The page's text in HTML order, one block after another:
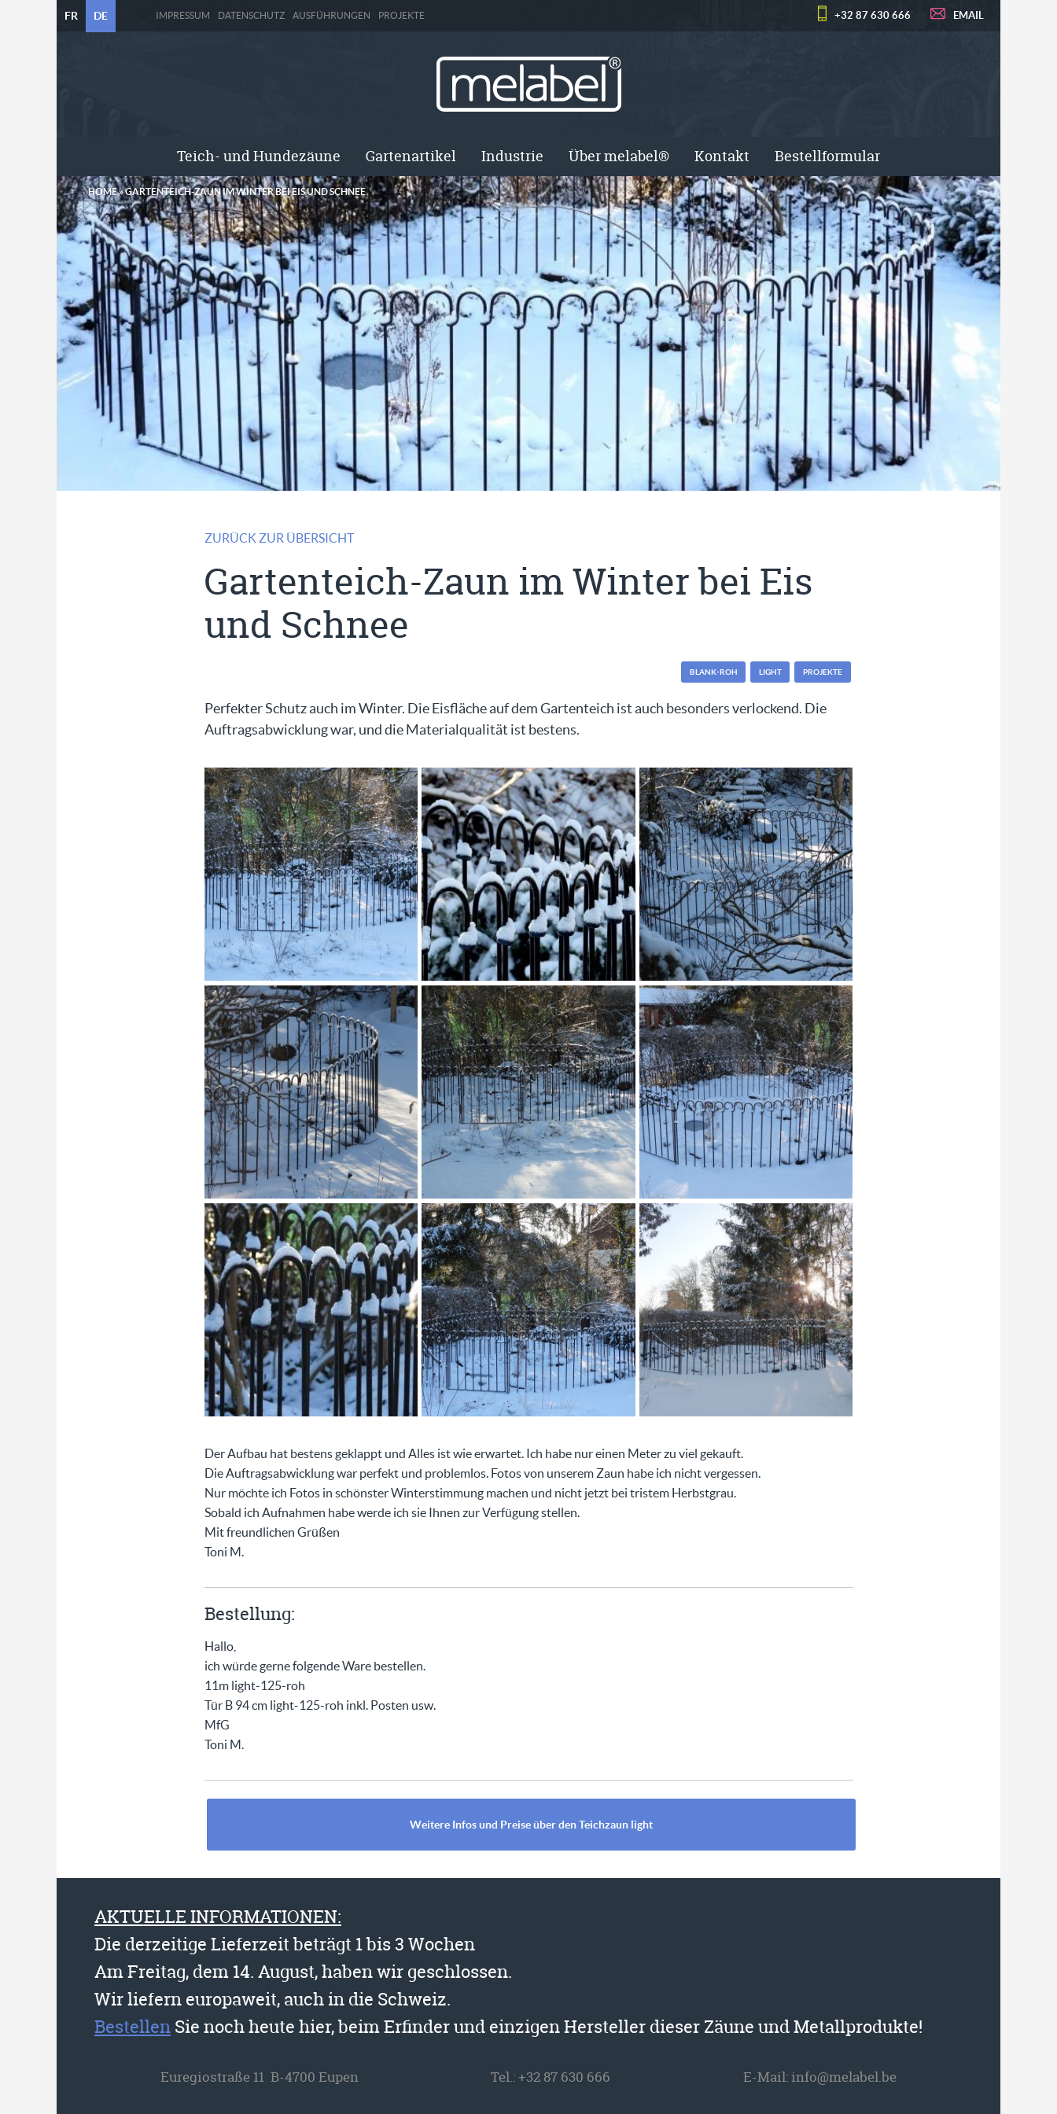
FR DE IMPRESSUM DATENSCHUTZ AUSFÜHRUNGEN PROJEKTE +32 87 630 666 EMAIL
Teich- und Hundezäune Gartenartikel Industrie Über melabel® Kontakt Bestellformular
HOME»GARTENTEICH-ZAUN IM WINTER BEI EIS UND SCHNEE
ZURÜCK ZUR ÜBERSICHT
Gartenteich-Zaun im Winter bei Eis
und Schnee
BLANK-ROH LIGHT PROJEKTE
Perfekter Schutz auch im Winter. Die Eisfläche auf dem Gartenteich ist auch besonders verlockend. Die
Auftragsabwicklung war, und die Materialqualität ist bestens.
Der Aufbau hat bestens geklappt und Alles ist wie erwartet. Ich habe nur einen Meter zu viel gekauft.
Die Auftragsabwicklung war perfekt und problemlos. Fotos von unserem Zaun habe ich nicht vergessen.
Nur möchte ich Fotos in schönster Winterstimmung machen und nicht jetzt bei tristem Herbstgrau.
Sobald ich Aufnahmen habe werde ich sie Ihnen zur Verfügung stellen.
Mit freundlichen Grüßen
Toni M.
Bestellung:
Hallo,
ich würde gerne folgende Ware bestellen.
11m light-125-roh
Tür B 94 cm light-125-roh inkl. Posten usw.
MfG
Toni M.
Weitere Infos und Preise über den Teichzaun light
AKTUELLE INFORMATIONEN:
Die derzeitige Lieferzeit beträgt 1 bis 3 Wochen
Am Freitag, dem 14. August, haben wir geschlossen.
Wir liefern europaweit, auch in die Schweiz.
Bestellen Sie noch heute hier, beim Erfinder und einzigen Hersteller dieser Zäune und Metallprodukte!
Euregiostraße 11 B-4700 Eupen Tel.:+32 87 630 666 E-Mail:info@melabel.be